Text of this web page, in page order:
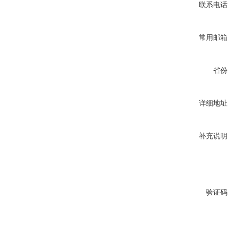
联系电话
常用邮箱
省份
详细地址
补充说明
验证码